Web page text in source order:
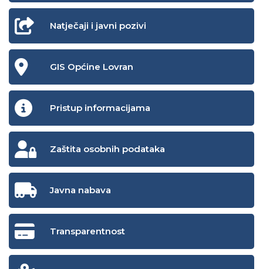
Natječaji i javni pozivi
GIS Općine Lovran
Pristup informacijama
Zaštita osobnih podataka
Javna nabava
Transparentnost